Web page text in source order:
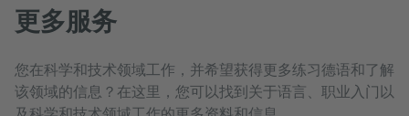
更多服务
您在科学和技术领域工作，并希望获得更多练习德语和了解
该领域的信息？在这里，您可以找到关于语言、职业入门以